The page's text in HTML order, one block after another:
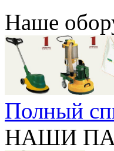
Наше
Полный
НАШИ